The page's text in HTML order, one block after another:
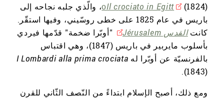
oIl crociato in Egitt (1824)، والّذي جلبه نجاحه إلى
باريس في عام 1825 على خطى روسّيني، وفيها استقّر.
كانتالقدس Jérusalem
"أوبّرا ضخمة" قدّمها فيردي
بأسلوب مايربير في باريس (1847)، وهي اقتباس
بالفرنسيّة عن أوبّرا له I Lombardi alla prima crociata
(1843).
ومع ذلك، أصبح الإسلام ابتداءً من النّصف الثّاني للقرن